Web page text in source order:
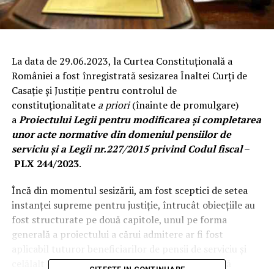
La data de 29.06.2023, la Curtea Constituţională a
României a fost înregistrată sesizarea Înaltei Curţi de
Casaţie şi Justiţie pentru controlul de
constituţionalitate a priori(înainte de promulgare)
aProiectului Legii pentru modificarea şi completarea
unor acte normative din domeniul pensiilor de
serviciu și a Legii nr.227/2015 privind Codul fiscal–
PLX 244/2023.
Încă din momentul sesizării, am fost sceptici de setea
instanţei supreme pentru justiţie, întrucât obiecţiile au
fost structurate pe două capitole, unul pe forma
generală a proiectului a cărui admitere ar fi fost
celălalt capitol strict pentru familia ocupaţională